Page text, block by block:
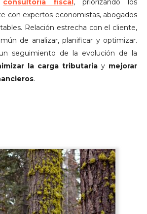
consultoría fiscal , priorizando los
con expertos economistas, abogados
Relación estrecha con el cliente,
de analizar, planificar y optimizar.
seguimiento de la evolución de la
la carga tributaria y mejorar
.